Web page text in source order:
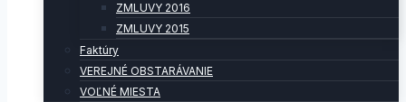
ZMLUVY 2016
ZMLUVY 2015
Faktúry
VEREJNÉ OBSTARÁVANIE
VOĽNÉ MIESTA